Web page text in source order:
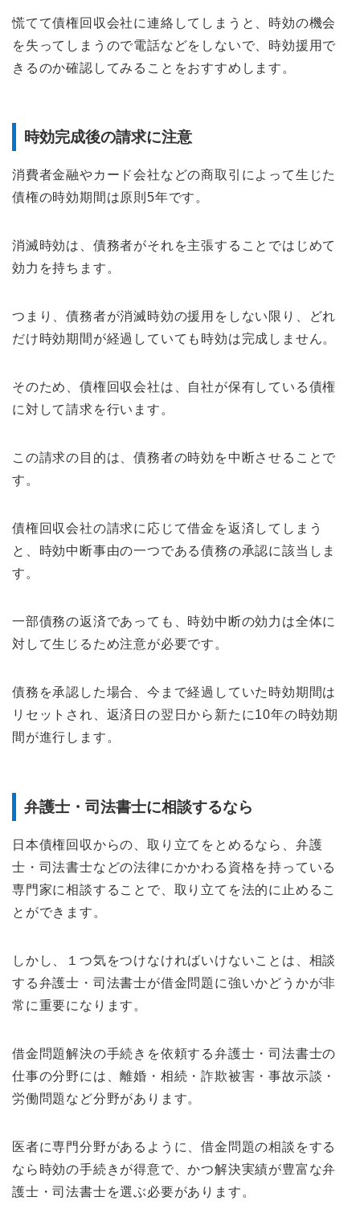
慌てて債権回収会社に連絡してしまうと、時効の機会
を失ってしまうので電話などをしないで、時効援用で
きるのか確認してみることをおすすめします。
時効完成後の請求に注意
消費者金融やカード会社などの商取引によって生じた
債権の時効期間は原則5年です。
消滅時効は、債務者がそれを主張することではじめて
効力を持ちます。
つまり、債務者が消滅時効の援用をしない限り、どれ
だけ時効期間が経過していても時効は完成しません。
そのため、債権回収会社は、自社が保有している債権
に対して請求を行います。
この請求の目的は、債務者の時効を中断させることで
す。
債権回収会社の請求に応じて借金を返済してしまう
と、時効中断事由の一つである債務の承認に該当しま
す。
一部債務の返済であっても、時効中断の効力は全体に
対して生じるため注意が必要です。
債務を承認した場合、今まで経過していた時効期間は
リセットされ、返済日の翌日から新たに10年の時効期
間が進行します。
弁護士・司法書士に相談するなら
日本債権回収からの、取り立てをとめるなら、弁護
士・司法書士などの法律にかかわる資格を持っている
専門家に相談することで、取り立てを法的に止めるこ
とができます。
しかし、１つ気をつけなければいけないことは、相談
する弁護士・司法書士が借金問題に強いかどうかが非
常に重要になります。
借金問題解決の手続きを依頼する弁護士・司法書士の
仕事の分野には、離婚・相続・詐欺被害・事故示談・
労働問題など分野があります。
医者に専門分野があるように、借金問題の相談をする
なら時効の手続きが得意で、かつ解決実績が豊富な弁
護士・司法書士を選ぶ必要があります。